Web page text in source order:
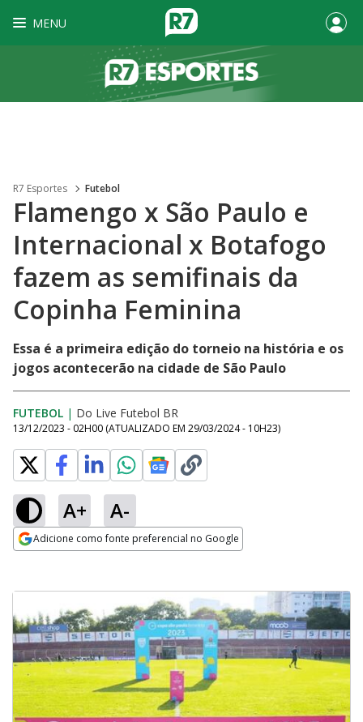
MENU
R7 Esportes Futebol
Flamengo x São Paulo e
Internacional x Botafogo
fazem as semifinais da
Copinha Feminina
Essa é a primeira edição do torneio na história e os
jogos acontecerão na cidade de São Paulo
FUTEBOL | Do Live Futebol BR
13/12/2023 - 02H00 (ATUALIZADO EM 29/03/2024 - 10H23)
A+ A-
Adicione como fonte preferencial no Google